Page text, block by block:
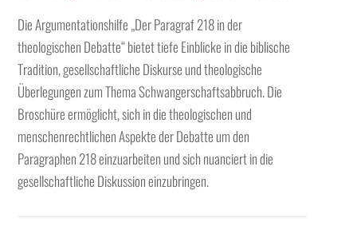
Die Argumentationshilfe „Der Paragraf 218 in der
theologischen Debatte“ bietet tiefe Einblicke in die biblische
Tradition, gesellschaftliche Diskurse und theologische
Überlegungen zum Thema Schwangerschaftsabbruch. Die
Broschüre ermöglicht, sich in die theologischen und
menschenrechtlichen Aspekte der Debatte um den
Paragraphen 218 einzuarbeiten und sich nuanciert in die
gesellschaftliche Diskussion einzubringen.